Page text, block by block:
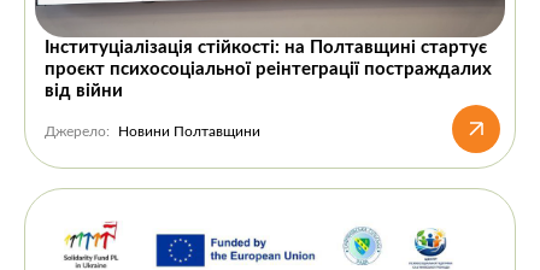
Інституціалізація стійкості: на Полтавщині стартує
проєкт психосоціальної реінтеграції постраждалих
від війни
Джерело: Новини Полтавщини